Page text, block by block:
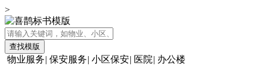
>
查找模版
物业服务| 保安服务| 小区保安| 医院| 办公楼